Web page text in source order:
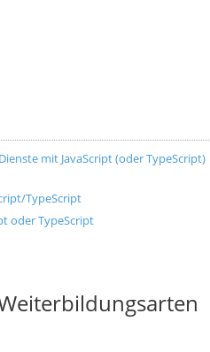
mit JavaScript (oder TypeScript)
TypeScript
oder TypeScript